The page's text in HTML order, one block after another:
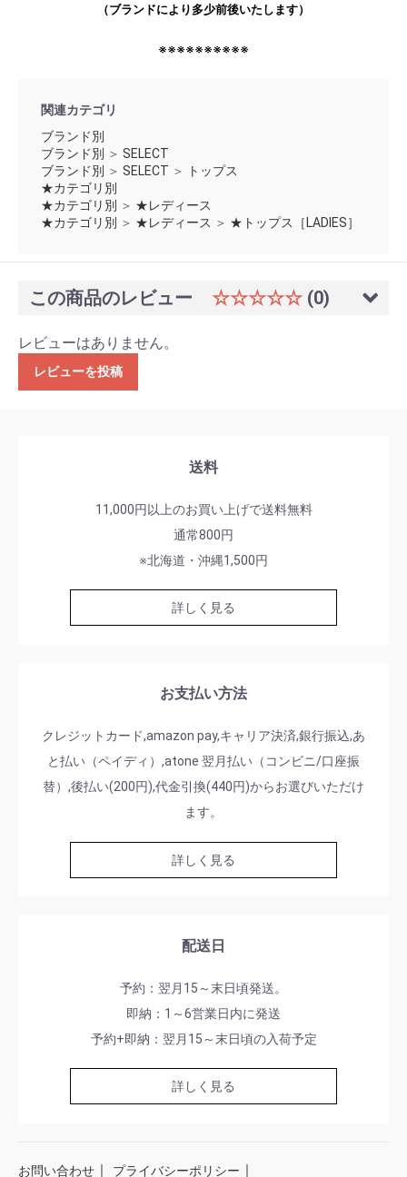
（ブランドにより多少前後いたします）
※※※※※※※※※※
関連カテゴリ
ブランド別
ブランド別 ＞ SELECT
ブランド別 ＞ SELECT ＞
トップス
★カテゴリ別
★カテゴリ別 ＞ ★レディース
★カテゴリ別 ＞ ★レディース ＞ ★トップス［LADIES］
この商品のレビュー ☆☆☆☆☆ (0)
レビューはありません。
レビューを投稿
送料
11,000円以上のお買い上げで送料無料
通常800円
※北海道・沖縄1,500円
詳しく見る
お支払い方法
クレジットカード,amazon pay,キャリア決済,銀行振込,あ
と払い（ペイディ）,atone 翌月払い（コンビニ/口座振
替）,後払い(200円),代金引換(440円)からお選びいただけ
ます。
詳しく見る
配送日
予約：翌月15～末日頃発送。
即納：1～6営業日内に発送
予約+即納：翌月15～末日頃の入荷予定
詳しく見る
お問い合わせ ｜ プライバシーポリシー ｜